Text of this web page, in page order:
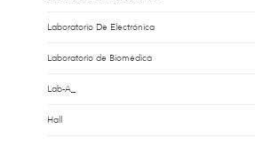
Laboratorio De Electrónica
Laboratorio de Biomédica
Lab-A_
Hall